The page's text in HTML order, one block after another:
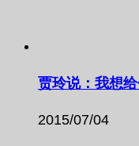
贾玲说：我想
2015/07/04